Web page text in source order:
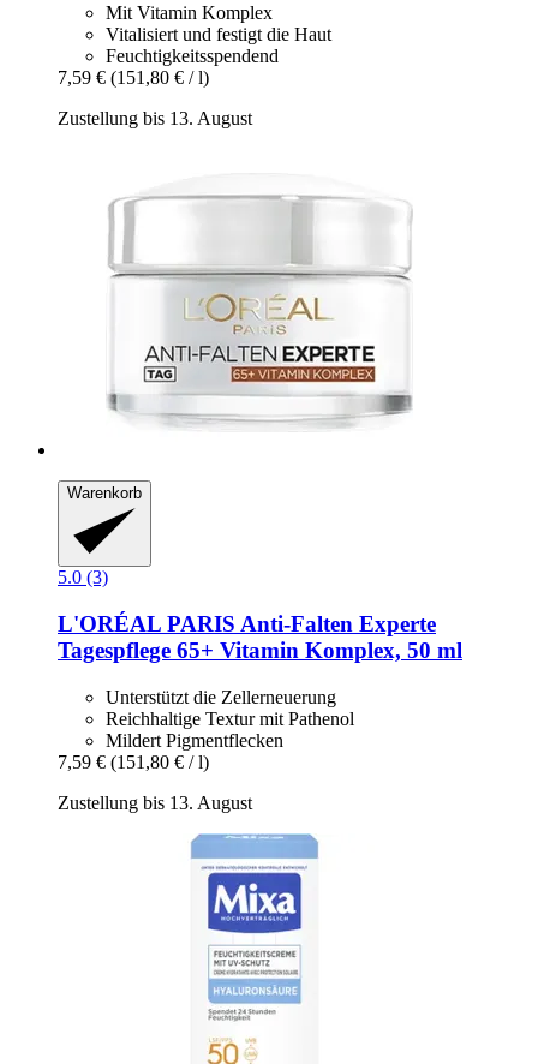
Mit Vitamin Komplex
Vitalisiert und festigt die Haut
Feuchtigkeitsspendend
7,59 € (151,80 € / l)
Zustellung bis 13. August
Warenkorb
5.0 (3)
L'ORÉAL PARIS Anti-​Falten Experte
Tagespflege 65+ Vitamin Komplex, 50 ml
Unterstützt die Zellerneuerung
Reichhaltige Textur mit Pathenol
Mildert Pigmentflecken
7,59 € (151,80 € / l)
Zustellung bis 13. August